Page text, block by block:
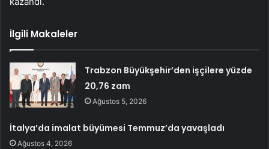
İlgili Makaleler
Trabzon Büyükşehir’den işçilere yüzde
20,76 zam
Ağustos 5, 2026
İtalya’da imalat büyümesi Temmuz’da yavaşladı
Ağustos 4, 2026